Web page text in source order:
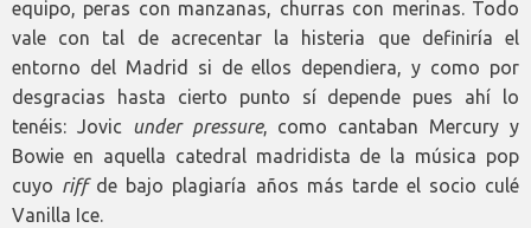
equipo, peras con manzanas, churras con merinas. Todo
vale con tal de acrecentar la histeria que definiría el
entorno del Madrid si de ellos dependiera, y como por
desgracias hasta cierto punto sí depende pues ahí lo
tenéis: Jovic under pressure, como cantaban Mercury y
Bowie en aquella catedral madridista de la música pop
cuyo riffde bajo plagiaría años más tarde el socio culé
Vanilla Ice.